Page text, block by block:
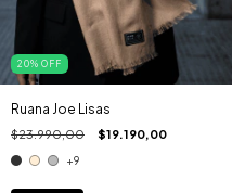
20% OFF
Ruana Joe Lisas
$23.990,00 $19.190,00
+9